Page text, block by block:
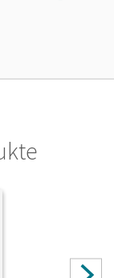
möchten.